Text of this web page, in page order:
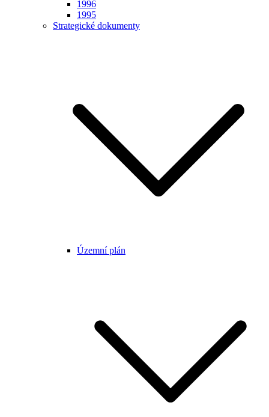
1996
1995
Strategické dokumenty
Územní plán